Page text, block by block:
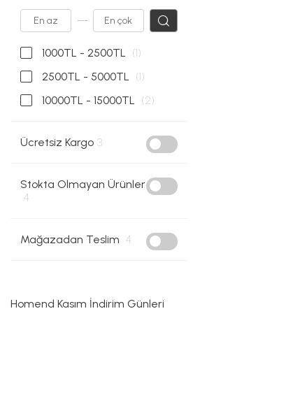
---
1000TL - 2500TL (1)
2500TL - 5000TL (1)
10000TL - 15000TL (2)
Ücretsiz Kargo 3
Stokta Olmayan Ürünler
4
Mağazadan Teslim 4
Homend Kasım İndirim Günleri